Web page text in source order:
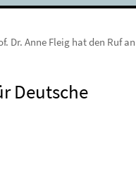
Dr. Anne Fleig hat den Ruf
Deutsche